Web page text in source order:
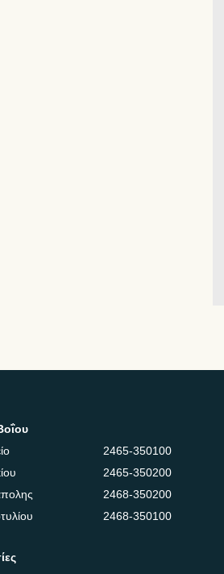
2465-350100
2465-350200
2468-350200
2468-350100